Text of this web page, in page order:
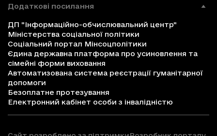
Додаткові посилання
ДП "Інформаційно-обчислювальний центр"
Міністерства соціальної політики
Соціальний портал Мінсоцполітики
Єдина державна платформа про усиновлення та
сімейні форми виховання
Автоматизована система реєстрації гуманітарної
допомоги
Безоплатне протезування
Електронний кабінет особи з інвалідністю